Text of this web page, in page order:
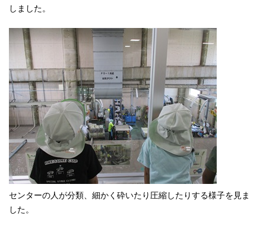
しました。
センターの人が分類、細かく砕いたり圧縮したりする様子を見ま
した。